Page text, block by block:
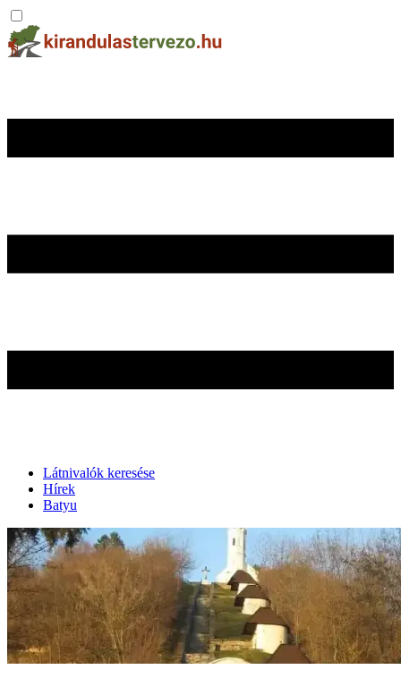
Látnivalók keresése
Hírek
Batyu